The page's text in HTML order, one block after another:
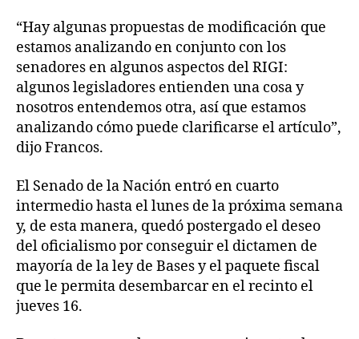
“Hay algunas propuestas de modificación que
estamos analizando en conjunto con los
senadores en algunos aspectos del RIGI:
algunos legisladores entienden una cosa y
nosotros entendemos otra, así que estamos
analizando cómo puede clarificarse el artículo”,
dijo Francos.
El Senado de la Nación entró en cuarto
intermedio hasta el lunes de la próxima semana
y, de esta manera, quedó postergado el deseo
del oficialismo por conseguir el dictamen de
mayoría de la ley de Bases y el paquete fiscal
que le permita desembarcar en el recinto el
jueves 16.